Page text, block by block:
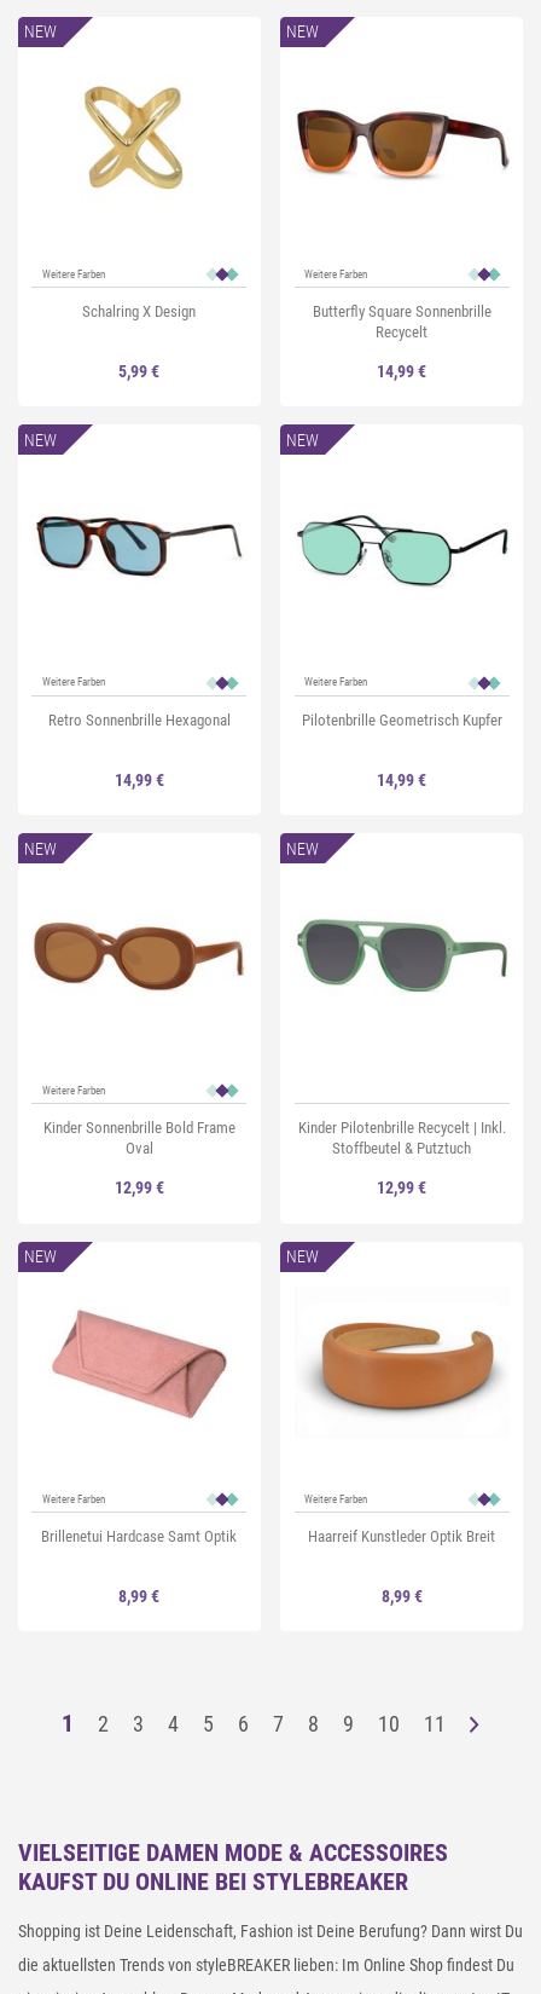
NEW
Weitere Farben
Schalring X Design
5,99 €
NEW
Weitere Farben
Butterfly Square Sonnenbrille
Recycelt
14,99 €
NEW
Weitere Farben
Retro Sonnenbrille Hexagonal
14,99 €
NEW
Weitere Farben
Pilotenbrille Geometrisch Kupfer
14,99 €
NEW
Weitere Farben
Kinder Sonnenbrille Bold Frame
Oval
12,99 €
NEW
Kinder Pilotenbrille Recycelt | Inkl.
Stoffbeutel & Putztuch
12,99 €
NEW
Weitere Farben
Brillenetui Hardcase Samt Optik
8,99 €
NEW
Weitere Farben
Haarreif Kunstleder Optik Breit
8,99 €
1 2 3 4 5 6 7 8 9 10 11
VIELSEITIGE DAMEN MODE & ACCESSOIRES
KAUFST DU ONLINE BEI STYLEBREAKER
Shopping ist Deine Leidenschaft, Fashion ist Deine Berufung? Dann wirst Du
die aktuellsten Trends von styleBREAKER lieben: Im Online Shop findest Du